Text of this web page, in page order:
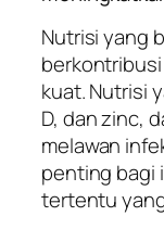
Nutrisi yang
kuat. Nutrisi
D, dan zinc,
melawan
penting bagi
tertentu